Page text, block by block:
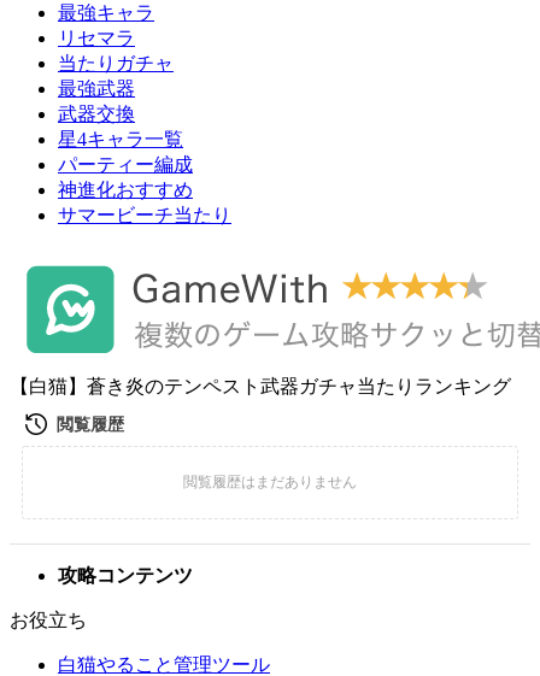
最強キャラ
リセマラ
当たりガチャ
最強武器
武器交換
星4キャラ一覧
パーティー編成
神進化おすすめ
サマービーチ当たり
【白猫】蒼き炎のテンペスト武器ガチャ当たりランキング
攻略コンテンツ
お役立ち
白猫やること管理ツール